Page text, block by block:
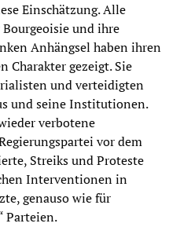
Einschätzung. Alle
und ihre
Anhängsel haben ihren
Charakter gezeigt. Sie
und verteidigten
und seine Institutionen.
verbotene
vor dem
Streiks und Proteste
Interventionen in
genauso wie für
Parteien.